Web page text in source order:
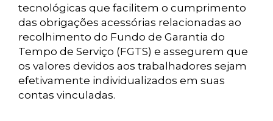
tecnológicas que facilitem o cumprimento
das obrigações acessórias relacionadas ao
recolhimento do Fundo de Garantia do
Tempo de Serviço (FGTS) e assegurem que
os valores devidos aos trabalhadores sejam
efetivamente individualizados em suas
contas vinculadas.